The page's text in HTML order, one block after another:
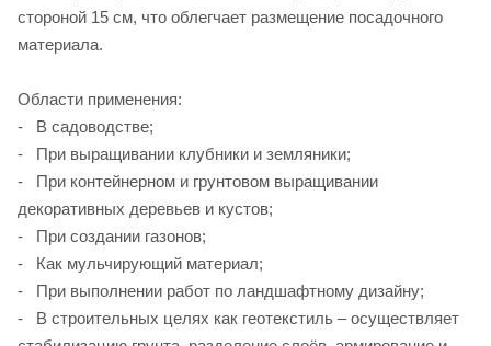
стороной 15 см, что облегчает размещение посадочного
материала.
Области применения:
- В садоводстве;
- При выращивании клубники и земляники;
- При контейнерном и грунтовом выращивании
декоративных деревьев и кустов;
- При создании газонов;
- Как мульчирующий материал;
- При выполнении работ по ландшафтному дизайну;
- В строительных целях как геотекстиль – осуществляет